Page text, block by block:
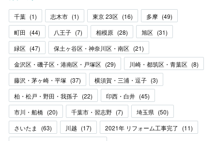
千葉 (1) 志木市 (1) 東京 23区 (16) 多摩 (49)
町田 (44) 八王子 (7) 相模原 (28) 旭区 (31)
緑区 (47) 保土ヶ谷区・神奈川区・南区 (21)
金沢区・磯子区・港南区・戸塚区 (29) 川崎・都筑区・青葉区 (8)
藤沢・茅ヶ崎・平塚 (37) 横須賀・三浦・逗子 (3)
柏・松戸・野田・我孫子 (22) 印西・白井 (45)
市川・船橋 (20) 千葉市・習志野 (7) 埼玉県 (50)
さいたま
(63) 川越 (17) 2021年 リフォーム工事完了 (11)